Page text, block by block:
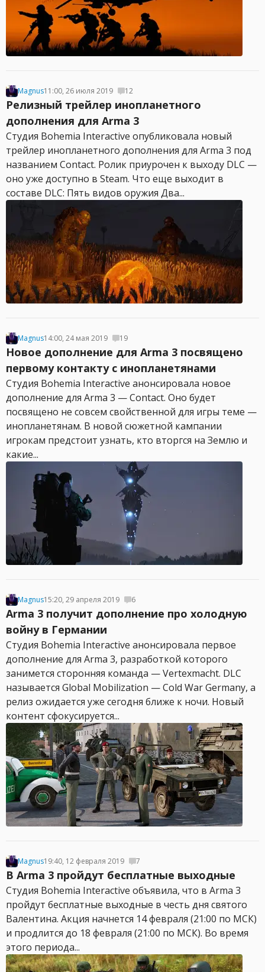
Magnus11:00, 26 июля 2019 12
Релизный трейлер инопланетного
дополнения для Arma 3
Студия Bohemia Interactive опубликовала новый
трейлер инопланетного дополнения для Arma 3 под
названием Contact. Ролик приурочен к выходу DLC —
оно уже доступно в Steam. Что еще выходит в
составе DLC: Пять видов оружия Два...
Magnus14:00, 24 мая 2019 19
Новое дополнение для Arma 3 посвящено
первому контакту с инопланетянами
Студия Bohemia Interactive анонсировала новое
дополнение для Arma 3 — Contact. Оно будет
посвящено не совсем свойственной для игры теме —
инопланетянам. В новой сюжетной кампании
игрокам предстоит узнать, кто вторгся на Землю и
какие...
Magnus15:20, 29 апреля 2019 6
Arma 3 получит дополнение про холодную
войну в Германии
Студия Bohemia Interactive анонсировала первое
дополнение для Arma 3, разработкой которого
занимется сторонняя команда — Vertexmacht. DLC
называется Global Mobilization — Cold War Germany, а
релиз ожидается уже сегодня ближе к ночи. Новый
контент сфокусируется...
Magnus19:40, 12 февраля 2019 7
В Arma 3 пройдут бесплатные выходные
Студия Bohemia Interactive объявила, что в Arma 3
пройдут бесплатные выходные в честь дня святого
Валентина. Акция начнется 14 февраля (21:00 по МСК)
и продлится до 18 февраля (21:00 по МСК). Во время
этого периода...